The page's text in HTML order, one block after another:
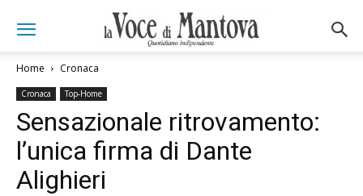
Home Cronaca
Cronaca Top-Home
Sensazionale ritrovamento:
l’unica firma di Dante
Alighieri